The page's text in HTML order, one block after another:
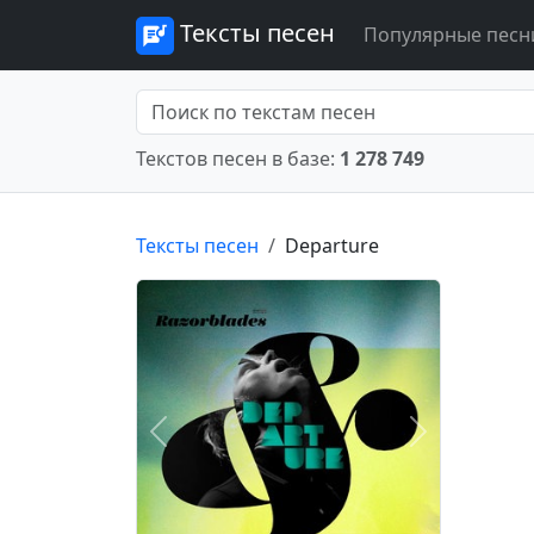
Тексты песен Популярные
Текстов песен в базе: 1 278 749
Тексты песен Departure
Предыдущее Следующее